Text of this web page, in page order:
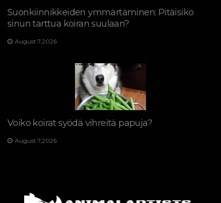
Suonkiinnikkeiden ymmärtäminen: Pitäisikö
sinun tarttua koiran suulaan?
August 7,2026
Voiko koirat syödä vihreitä papuja?
August 7,2026